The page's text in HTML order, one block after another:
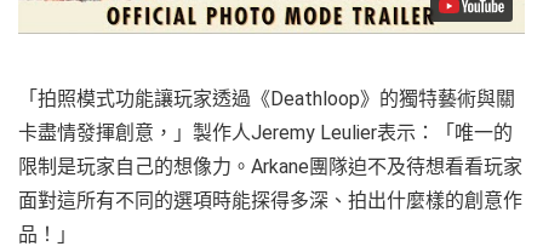
「拍照模式功能讓玩家透過《Deathloop》的獨特藝術與關
卡盡情發揮創意，」製作人Jeremy Leulier表示：「唯一的
限制是玩家自己的想像力。Arkane團隊迫不及待想看看玩家
面對這所有不同的選項時能探得多深、拍出什麼樣的創意作
品！」